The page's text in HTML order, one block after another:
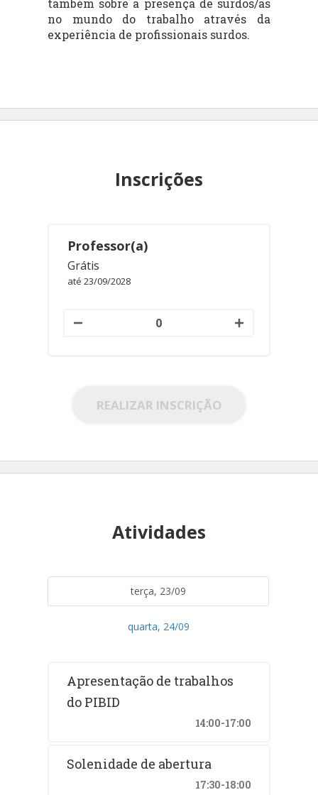
no mundo do trabalho através da
experiência de profissionais surdos.
Inscrições
Professor(a)
Grátis
até 23/09/2028
REALIZAR INSCRIÇÃO
Atividades
terça, 23/09
quarta, 24/09
Apresentação de trabalhos
do PIBID
14:00-17:00
Solenidade de abertura
17:30-18:00